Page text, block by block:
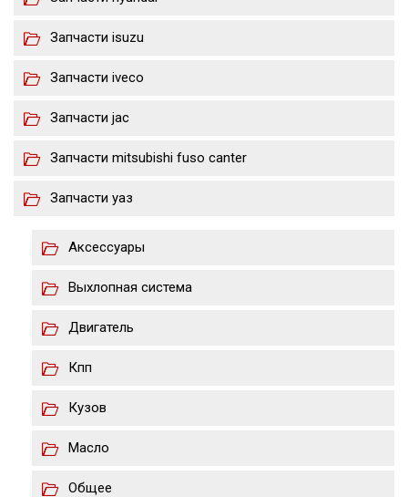
Запчасти isuzu
Запчасти iveco
Запчасти jac
Запчасти mitsubishi fuso canter
Запчасти уаз
Аксессуары
Выхлопная система
Двигатель
Кпп
Кузов
Масло
Общее